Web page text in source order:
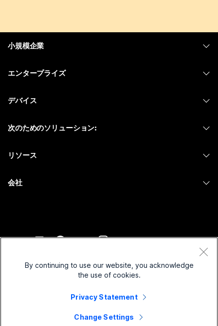
小規模企業
エンタープライズ
Meetings
セキュリティ
デバイス
次のためのソリューション:
非営利
スタートアップ
ハイブリッド ワーク
リソース
インクルージョン
会社
セールスに問い合わせ
Webex ソート リーダーシップ
Webex Merch Store
キャリア
プライバシーステートメント
By continuing to use our website, you acknowledge
the use of cookies.
Privacy Statement
Change Settings